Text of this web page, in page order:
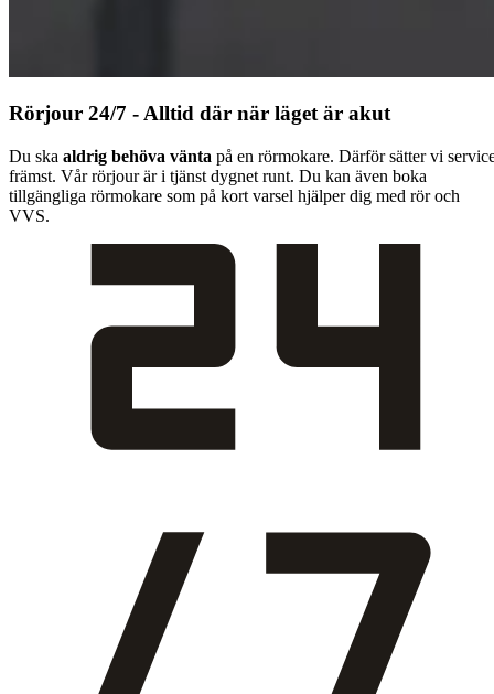
Rörjour 24/7 - Alltid där när läget är akut
Du ska aldrig behöva vänta på en rörmokare. Därför sätter vi
främst. Vår rörjour är i tjänst dygnet runt. Du kan även boka
tillgängliga rörmokare som på kort varsel hjälper dig med rör och
VVS.